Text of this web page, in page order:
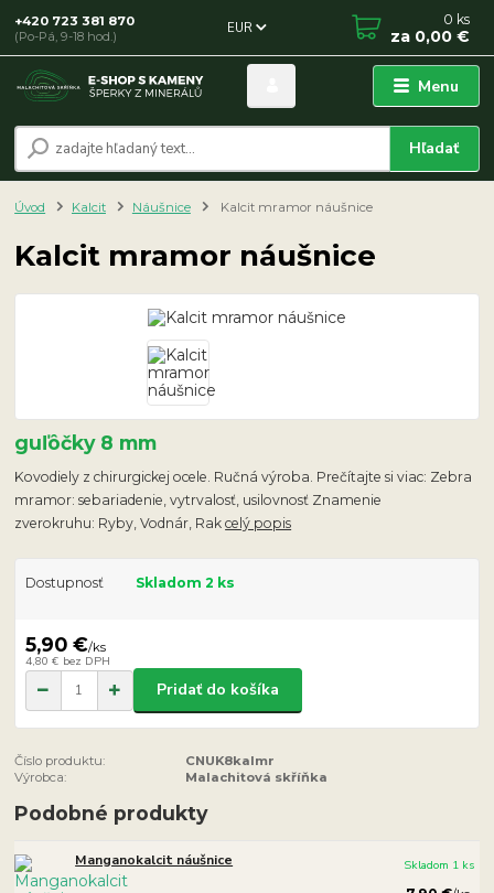
Menu
EUR
Hľadať
+420 723 381 870
(Po-Pá, 9-18 hod.)
0 ks
za 0,00 €
Úvod Kalcit Náušnice Kalcit mramor náušnice
Kalcit mramor náušnice
guľôčky 8 mm
Kovodiely z chirurgickej ocele. Ručná výroba. Prečítajte si viac: Zebra
mramor: sebariadenie, vytrvalosť, usilovnosť Znamenie
zverokruhu: Ryby, Vodnár, Rakcelý popis
Dostupnosť Skladom 2 ks
5,90 €/ks
4,80 € bez DPH
Pridať do košíka
Číslo produktu:
CNUK8kalmr
Výrobca:
Malachitová skříňka
Podobné produkty
Manganokalcit náušnice Skladom 1 ks